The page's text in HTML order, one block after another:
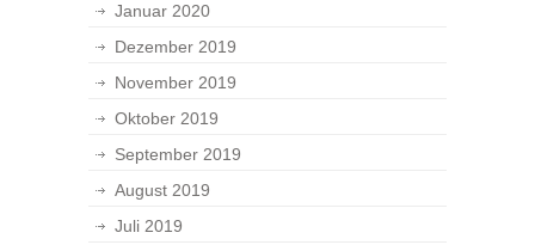
Januar 2020
Dezember 2019
November 2019
Oktober 2019
September 2019
August 2019
Juli 2019